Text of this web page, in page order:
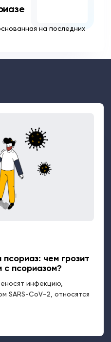
на последних
чем грозит
с псориазом?
инфекцию,
SARS-CoV-2, относятся